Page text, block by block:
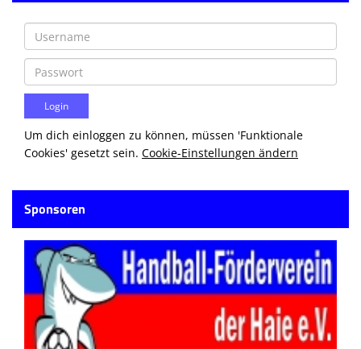
Um dich einloggen zu können, müssen 'Funktionale
Cookies' gesetzt sein. Cookie-Einstellungen ändern
Sponsoren